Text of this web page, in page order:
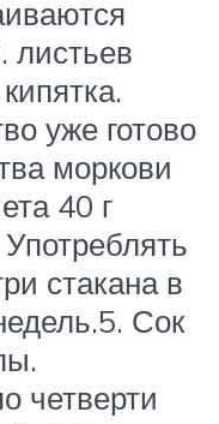
листьев
уже готово
моркови
40 г
стакана в
Сок
четверти